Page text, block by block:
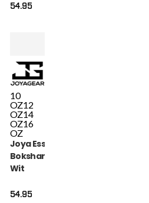
54.95
10
OZ12
OZ14
OZ16
OZ
Joya Essential
Bokshandschoenen
Wit
54.95